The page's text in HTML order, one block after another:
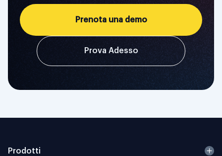
Prenota una demo
Prova Adesso
Prodotti